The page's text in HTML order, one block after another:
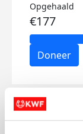
Opgehaald
€177
Doneer